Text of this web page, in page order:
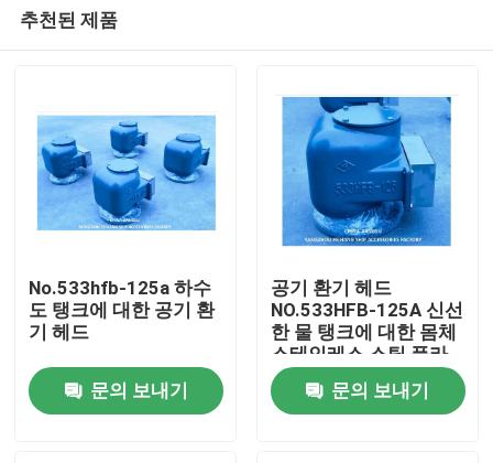
추천된 제품
No.533hfb-125a 하수
도 탱크에 대한 공기 환
기 헤드
문의 보내기
공기 환기 헤드
NO.533HFB-125A 신선
한 물 탱크에 대한 몸체
스테인레스 스틸 플라
터와 함께 Cast 철
문의 보내기